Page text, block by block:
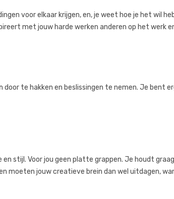
voor elkaar krijgen, en, je weet hoe je het wil
met jouw harde werken anderen op het werk
door te hakken en beslissingen te nemen. Je bent
stijl. Voor jou geen platte grappen. Je houdt
moeten jouw creatieve brein dan wel uitdagen,